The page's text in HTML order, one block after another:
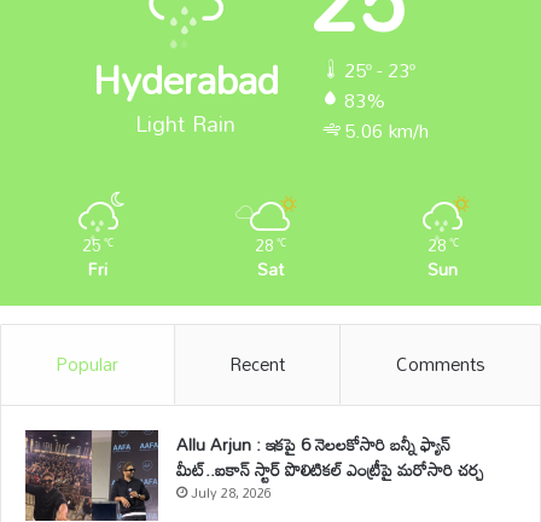
Hyderabad
Light Rain
25º - 23º
83%
5.06 km/h
25℃
Fri
28℃
Sat
28℃
Sun
Popular Recent Comments
Allu Arjun : ఇకపై 6 నెలలకోసారి బన్నీ ఫ్యాన్
మీట్..ఐకాన్ స్టార్ పొలిటికల్ ఎంట్రీపై మరోసారి చర్చ
July 28, 2026